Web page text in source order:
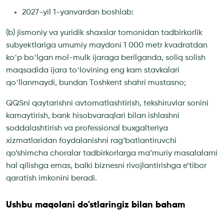
2027-yil 1-yanvardan boshlab:
(b) jismoniy va yuridik shaxslar tomonidan tadbirkorlik
subyektlariga umumiy maydoni 1 000 metr kvadratdan
koʻp boʻlgan mol-mulk ijaraga berilganda, soliq solish
maqsadida ijara toʻlovining eng kam stavkalari
qoʻllanmaydi, bundan Toshkent shahri mustasno;
QQSni qaytarishni avtomatlashtirish, tekshiruvlar sonini
kamaytirish, bank hisobvaraqlari bilan ishlashni
soddalashtirish va professional buxgalteriya
xizmatlaridan foydalanishni rag‘batlantiruvchi
qo‘shimcha choralar tadbirkorlarga ma’muriy masalalarni
hal qilishga emas, balki biznesni rivojlantirishga e’tibor
qaratish imkonini beradi.
Ushbu maqolani do'stlaringiz bilan baham